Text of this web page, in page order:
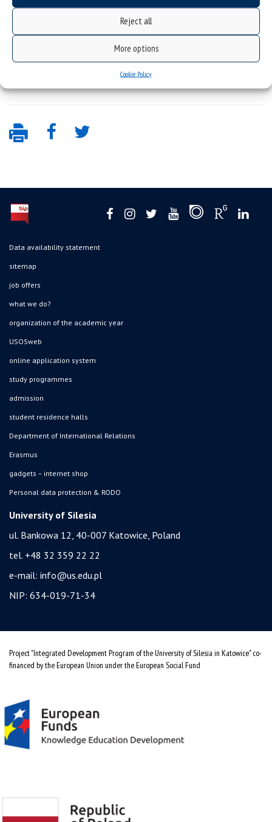
Reject all
More options
Cookie Policy
tradycja plebejska w sztuce rewolucyjnej.
Organizatorem konferencji jest Instytut Nauk o Literaturze Polskiej im.
Ireneusza Opackiego.
Szczegółowy program konferencji(pdf, 514,33 kB)
Data availability statement
sitemap
job offers
what we do?
organization of the academic year
USOSweb
online application system
study programmes
admission
student residence halls
Department of International Relations
Erasmus
gadgets – internet shop
Personal data protection & RODO
University of Silesia
ul. Bankowa 12, 40-007 Katowice, Poland
tel. +48 32 359 22 22
e-mail: info@us.edu.pl
NIP: 634-019-71-34
Project "Integrated Development Program of the University of Silesia in Katowice" co-
financed by the European Union under the European Social Fund